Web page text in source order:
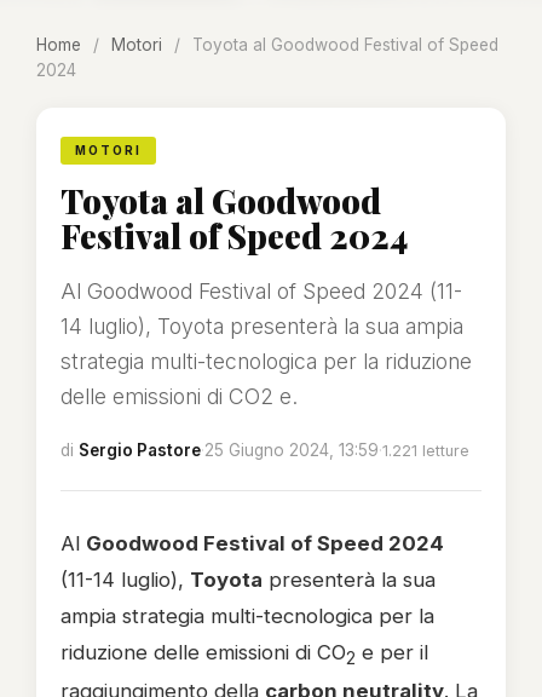
Home / Motori /
Toyota al Goodwood Festival of Speed
2024
MOTORI
Toyota al Goodwood
Festival of Speed 2024
Al Goodwood Festival of Speed 2024 (11-
14 luglio), Toyota presenterà la sua ampia
strategia multi-tecnologica per la riduzione
delle emissioni di CO2 e.
di Sergio Pastore·25 Giugno 2024, 13:59·1.221 letture
Al Goodwood Festival of Speed 2024
(11-14 luglio), Toyota presenterà la sua
ampia strategia multi-tecnologica per la
riduzione delle emissioni di CO2 e per il
raggiungimento della carbon neutrality. La